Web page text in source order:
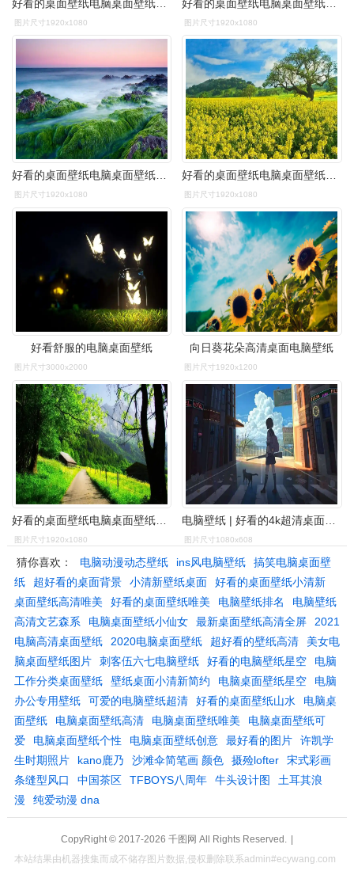
图片尺寸1920x1080 图片尺寸1920x1080
好看的桌面壁纸电脑桌面壁纸软件
图片尺寸1920x1080
好看的桌面壁纸电脑桌面壁纸软件
图片尺寸1920x1080
好看舒服的电脑桌面壁纸
图片尺寸3000x2000
向日葵花朵高清桌面电脑壁纸
图片尺寸1920x1200
图片尺寸1920x1080 图片尺寸1080x608
猜你喜欢： 电脑动漫动态壁纸 ins风电脑壁纸
搞笑电脑桌面壁
纸
超好看的桌面背景 小清新壁纸桌面
好看的桌面壁纸小清新
桌面壁纸高清唯美
好看的桌面壁纸唯美 电脑壁纸排名
电脑壁纸
高清文艺森系
电脑桌面壁纸小仙女 最新桌面壁纸高清全屏
2021
电脑高清桌面壁纸
2020电脑桌面壁纸 超好看的壁纸高清
美女电
脑桌面壁纸图片
刺客伍六七电脑壁纸 好看的电脑壁纸星空
电脑
工作分类桌面壁纸
壁纸桌面小清新简约 电脑桌面壁纸星空
电脑
办公专用壁纸
可爱的电脑壁纸超清 好看的桌面壁纸山水
电脑桌
面壁纸
电脑桌面壁纸高清 电脑桌面壁纸唯美
电脑桌面壁纸可
爱
电脑桌面壁纸个性 电脑桌面壁纸创意 最好看的图片
许凯学
生时期照片
kano鹿乃 沙滩伞简笔画 颜色 摄殓lofter
宋式彩画
条缝型风口
中国茶区 TFBOYS八周年 牛头设计图
土耳其浪
漫
纯爱动漫 dna
CopyRight © 2017-2026 千图网 All Rights Reserved.
|
本站结果由机器搜集而成不储存图片数据,侵权删除联系admin#ecywang.com